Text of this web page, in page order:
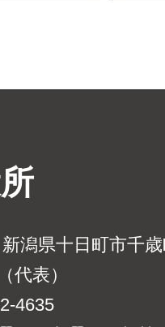
潟県十日町市千
代表）
4635